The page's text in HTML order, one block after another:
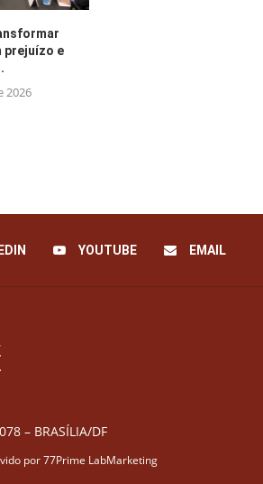
prejuízo e
2026
YOUTUBE EMAIL
– BRASÍLIA/DF
por77Prime LabMarketing